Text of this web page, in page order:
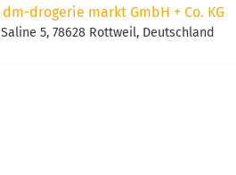
dm-drogerie markt GmbH + Co. KG
Saline 5, 78628 Rottweil, Deutschland